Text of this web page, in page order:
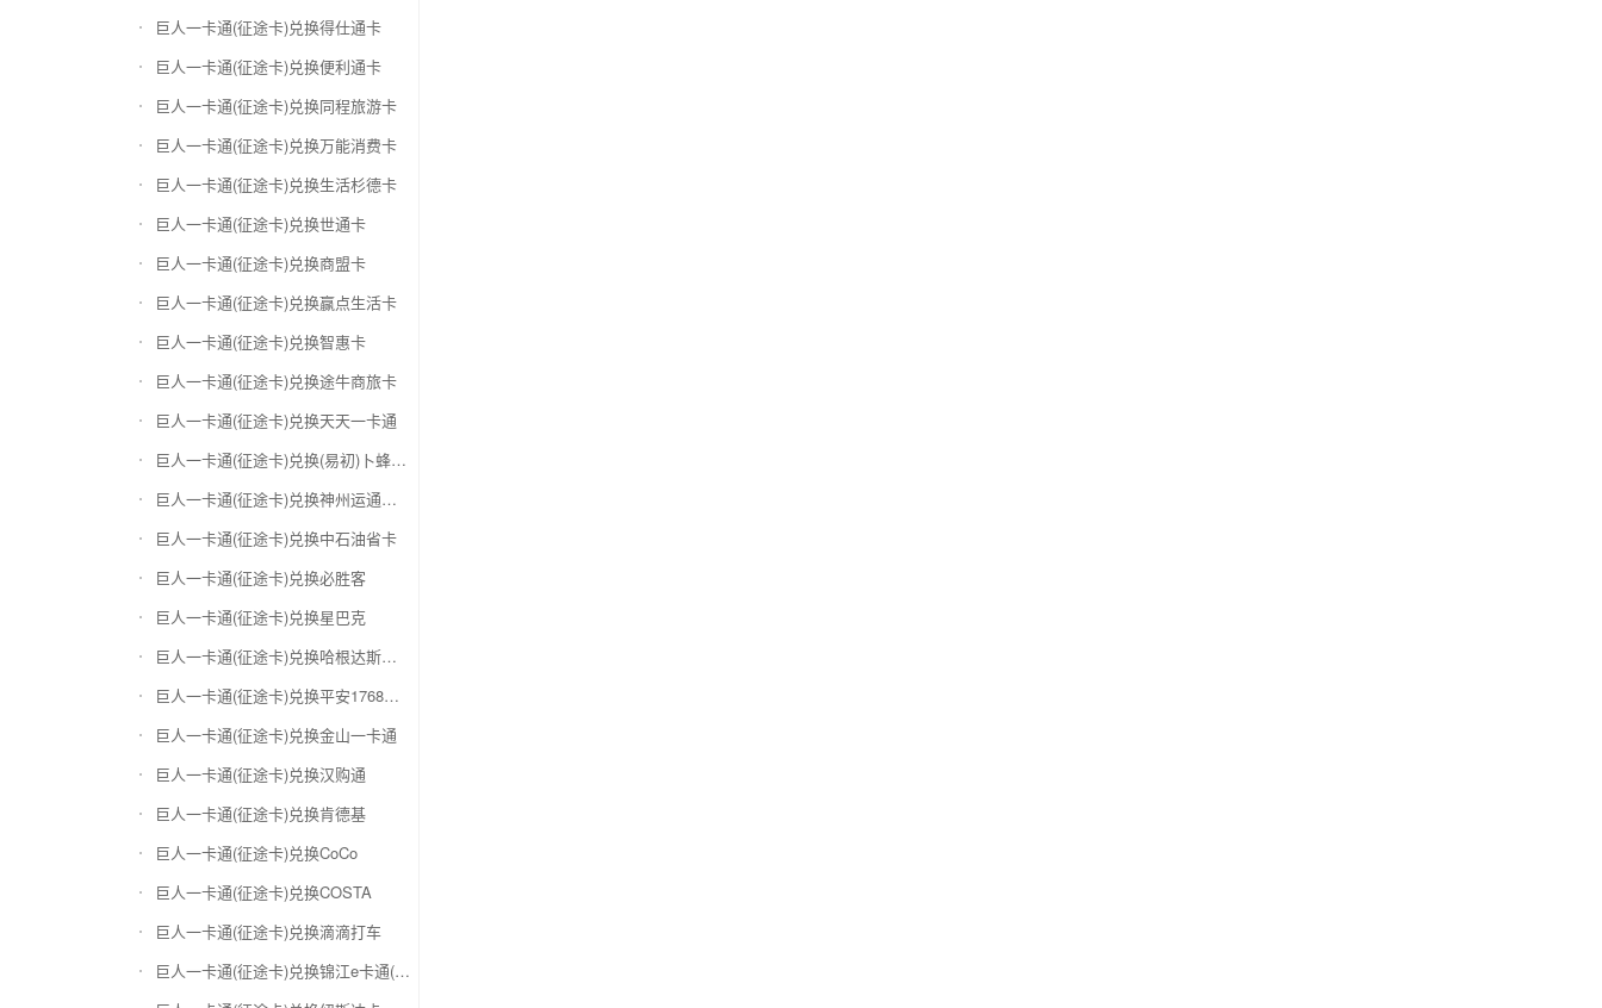
巨人一卡通(征途卡)兑换得仕通卡
巨人一卡通(征途卡)兑换便利通卡
巨人一卡通(征途卡)兑换同程旅游卡
巨人一卡通(征途卡)兑换万能消费卡
巨人一卡通(征途卡)兑换生活杉德卡
巨人一卡通(征途卡)兑换世通卡
巨人一卡通(征途卡)兑换商盟卡
巨人一卡通(征途卡)兑换赢点生活卡
巨人一卡通(征途卡)兑换智惠卡
巨人一卡通(征途卡)兑换途牛商旅卡
巨人一卡通(征途卡)兑换天天一卡通
巨人一卡通(征途卡)兑换(易初)卜蜂莲花礼品卡
巨人一卡通(征途卡)兑换神州运通超级卡(运通网购卡)
巨人一卡通(征途卡)兑换中石油省卡
巨人一卡通(征途卡)兑换必胜客
巨人一卡通(征途卡)兑换星巴克
巨人一卡通(征途卡)兑换哈根达斯电子券
巨人一卡通(征途卡)兑换平安1768欢乐豆
巨人一卡通(征途卡)兑换金山一卡通
巨人一卡通(征途卡)兑换汉购通
巨人一卡通(征途卡)兑换肯德基
巨人一卡通(征途卡)兑换CoCo
巨人一卡通(征途卡)兑换COSTA
巨人一卡通(征途卡)兑换滴滴打车
巨人一卡通(征途卡)兑换锦江e卡通(锦江一卡通)